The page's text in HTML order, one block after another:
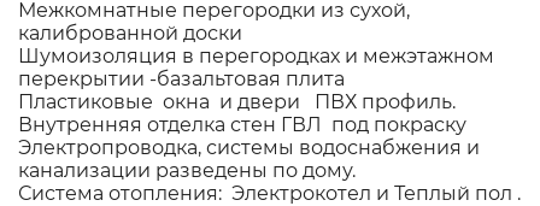
Межкомнатные перегородки из сухой,
калиброванной доски
Шумоизоляция в перегородках и межэтажном
перекрытии -базальтовая плита
Пластиковые окна и двери ПВХ профиль.
Внутренняя отделка стен ГВЛ под покраску
Электропроводка, системы водоснабжения и
канализации разведены по дому.
Система отопления: Электрокотел и Теплый пол .